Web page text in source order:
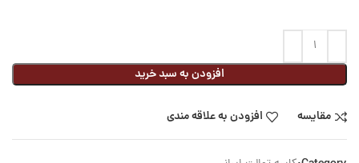
افزودن به سبد خرید
مقایسه افزودن به علاقه مندی